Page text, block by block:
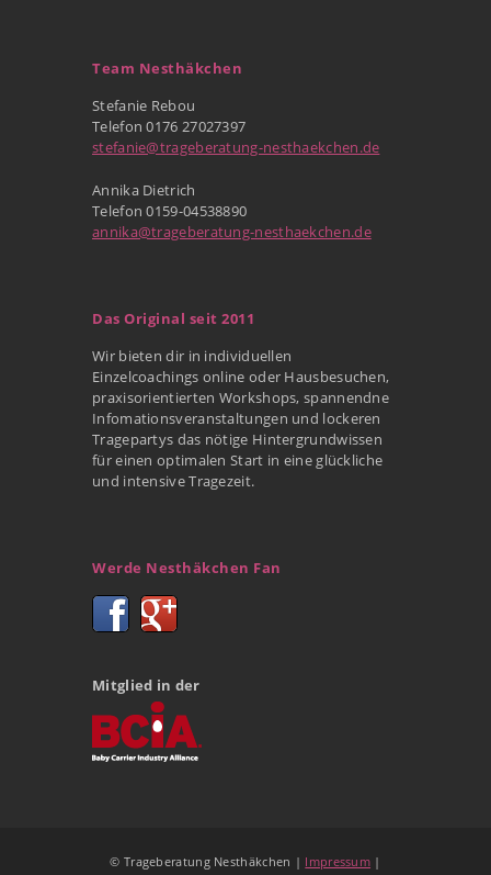
Team Nesthäkchen
Stefanie Rebou
Telefon 0176 27027397
stefanie@trageberatung-nesthaekchen.de
Annika Dietrich
Telefon 0159-04538890
annika@trageberatung-nesthaekchen.de
Das Original seit 2011
Wir bieten dir in individuellen
Einzelcoachings online oder Hausbesuchen,
praxisorientierten Workshops, spannendne
Infomationsveranstaltungen und lockeren
Tragepartys das nötige Hintergrundwissen
für einen optimalen Start in eine glückliche
und intensive Tragezeit.
Werde Nesthäkchen Fan
Mitglied in der
© Trageberatung Nesthäkchen | Impressum |